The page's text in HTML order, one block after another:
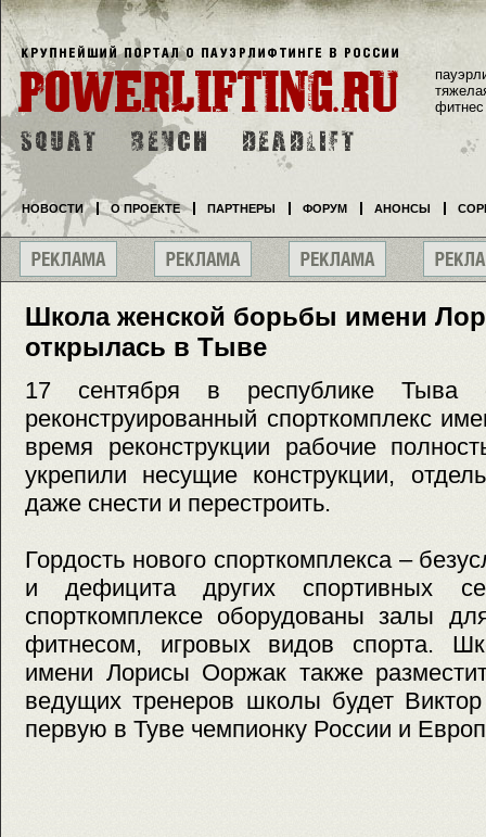
Школа женской борьбы имени
открылась в Тыве
17 сентября в республике Тыва
реконструированный спорткомплекс
время реконструкции рабочие
укрепили несущие конструкции,
даже снести и перестроить.
Гордость нового спорткомплекса –
и дефицита других спортивных
спорткомплексе оборудованы залы
фитнесом, игровых видов спорта.
имени Лорисы Ооржак также
ведущих тренеров школы будет
первую в Туве чемпионку России и
фитнес
НОВОСТИ О ПРОЕКТЕ ПАРТНЕРЫ ФОРУМ АНОНСЫ